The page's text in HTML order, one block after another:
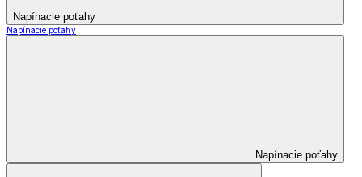
Napínacie poťahy
Napínacie poťahy
Napínacie poťahy